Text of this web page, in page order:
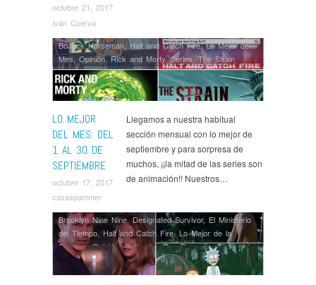
octubre 21, 2017
Iván Cuerva
LO MEJOR
DEL MES: DEL
1 AL 30 DE
SEPTIEMBRE
octubre 17, 2017
casaspammer
BoJack Horseman,Halt and Catch Fire,Lo Mejor del
Mes, Opinión,Rick and Morty,Series,The Strain
Llegamos a nuestra habitual
sección mensual con lo mejor de
septiembre y para sorpresa de
muchos, ¡¡la mitad de las series son
de animación!! Nuestros…
Brooklyn Nine Nine,Designated Survivor, El Ministerio
del Tiempo, Halt and Catch Fire, Lo Mejor de la
Semana,Opinión,Outlander,Ray Donovan,Rick and
Morty,Series, The Gifted,This Is Us